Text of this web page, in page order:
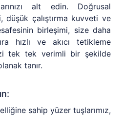
alt edin. Doğrusal
düşük çalıştırma kuvveti ve
birleşimi, size daha
hızlı ve akıcı tetikleme
tek tek verimli bir şekilde
tanır.
sahip yüzer tuşlarımız,